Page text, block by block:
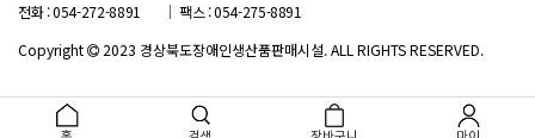
전화 : 054-272-8891
팩스 : 054-275-8891
Copyright
2023 경상북도장애인생산품판매시설. ALL RIGHTS RESERVED.